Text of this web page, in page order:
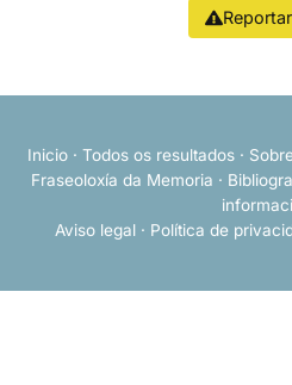
Inicio· Todos os resultados·
Fraseoloxía da Memoria ·
Aviso legal · Política de